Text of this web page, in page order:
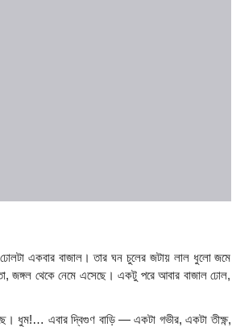
একবার বাজাল। তার ঘন চুলের জটায় লাল ধুলো জমে
জঙ্গল থেকে নেমে এসেছে। একটু পরে আবার বাজাল ঢোল,
ধুম!… এবার দ্বিগুণ বাড়ি — একটা গভীর, একটা তীক্ষ্ণ,